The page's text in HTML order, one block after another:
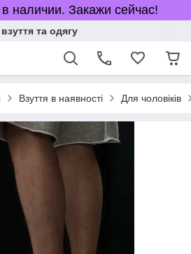
наличии. Закажи сейчас!
та одягу
Взуття в наявності Для чоловіків